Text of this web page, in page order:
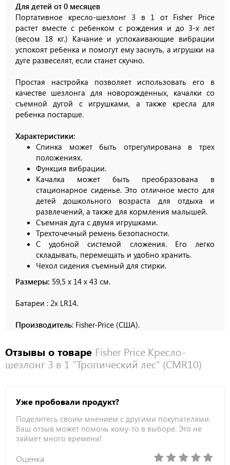
Для детей от 0 месяцев
Портативное кресло-шезлонг 3 в 1 от Fisher Price
растет вместе с ребенком с рождения и до 3-х лет
(весом 18 кг.) Качание и успокаивающие вибрации
успокоят ребенка и помогут ему заснуть, а игрушки на
дуге развеселят, если станет скучно.
Простая настройка позволяет использовать его в
качестве шезлонга для новорожденных, качалки со
съемной дугой с игрушками, а также кресла для
ребенка постарше.
Характеристики:
Спинка может быть отрегулирована в трех
положениях.
Функция вибрации.
Качалка может быть преобразована в
стационарное сиденье. Это отличное место для
детей дошкольного возраста для отдыха и
развлечений, а также для кормления малышей.
Съемная дуга с двумя игрушками.
Трехточечный ремень безопасности.
С удобной системой сложения. Его легко
складывать, перемещать и удобно хранить.
Чехол сидения съемный для стирки.
Размеры: 59,5 х 14 х 43 см.
Батареи : 2x LR14.
Производитель: Fisher-Price (США).
Отзывы о товаре Fisher Price Кресло-
шезлонг 3 в 1 "Тропический лес" (CMR10)
Уже пробовали продукт?
Поделитесь своим мнением с другими покупателями.
Ваш отзыв может помочь кому-то в выборе. Это не
займет много времени!
Оценка